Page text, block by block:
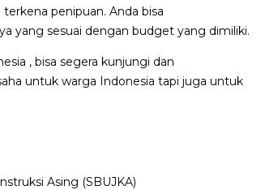
penipuan. Anda bisa
yang sesuai dengan budget yang dimiliki.
, bisa segera kunjungi dan
untuk warga Indonesia tapi juga untuk
Asing (SBUJKA)